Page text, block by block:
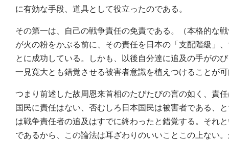
に有効な手段、道具として役立ったのである。
その第一は、自己の戦争責任の免責である。（本格的な
が火の粉をかぶる前に、その責任を日本の「支配階級」
とに成功している。しかも、以後自分達に追及の手がの
一見寛大とも錯覚させる被害者意識を植えつけることが
つまり前述した故周恩来首相のたびたびの言の如く、責
国民に責任はない、否むしろ日本国民は被害者である、
は戦争責任者の追及はすでに終わったと錯覚する。それ
であるから、この論法は耳ざわりのいいことこの上ない